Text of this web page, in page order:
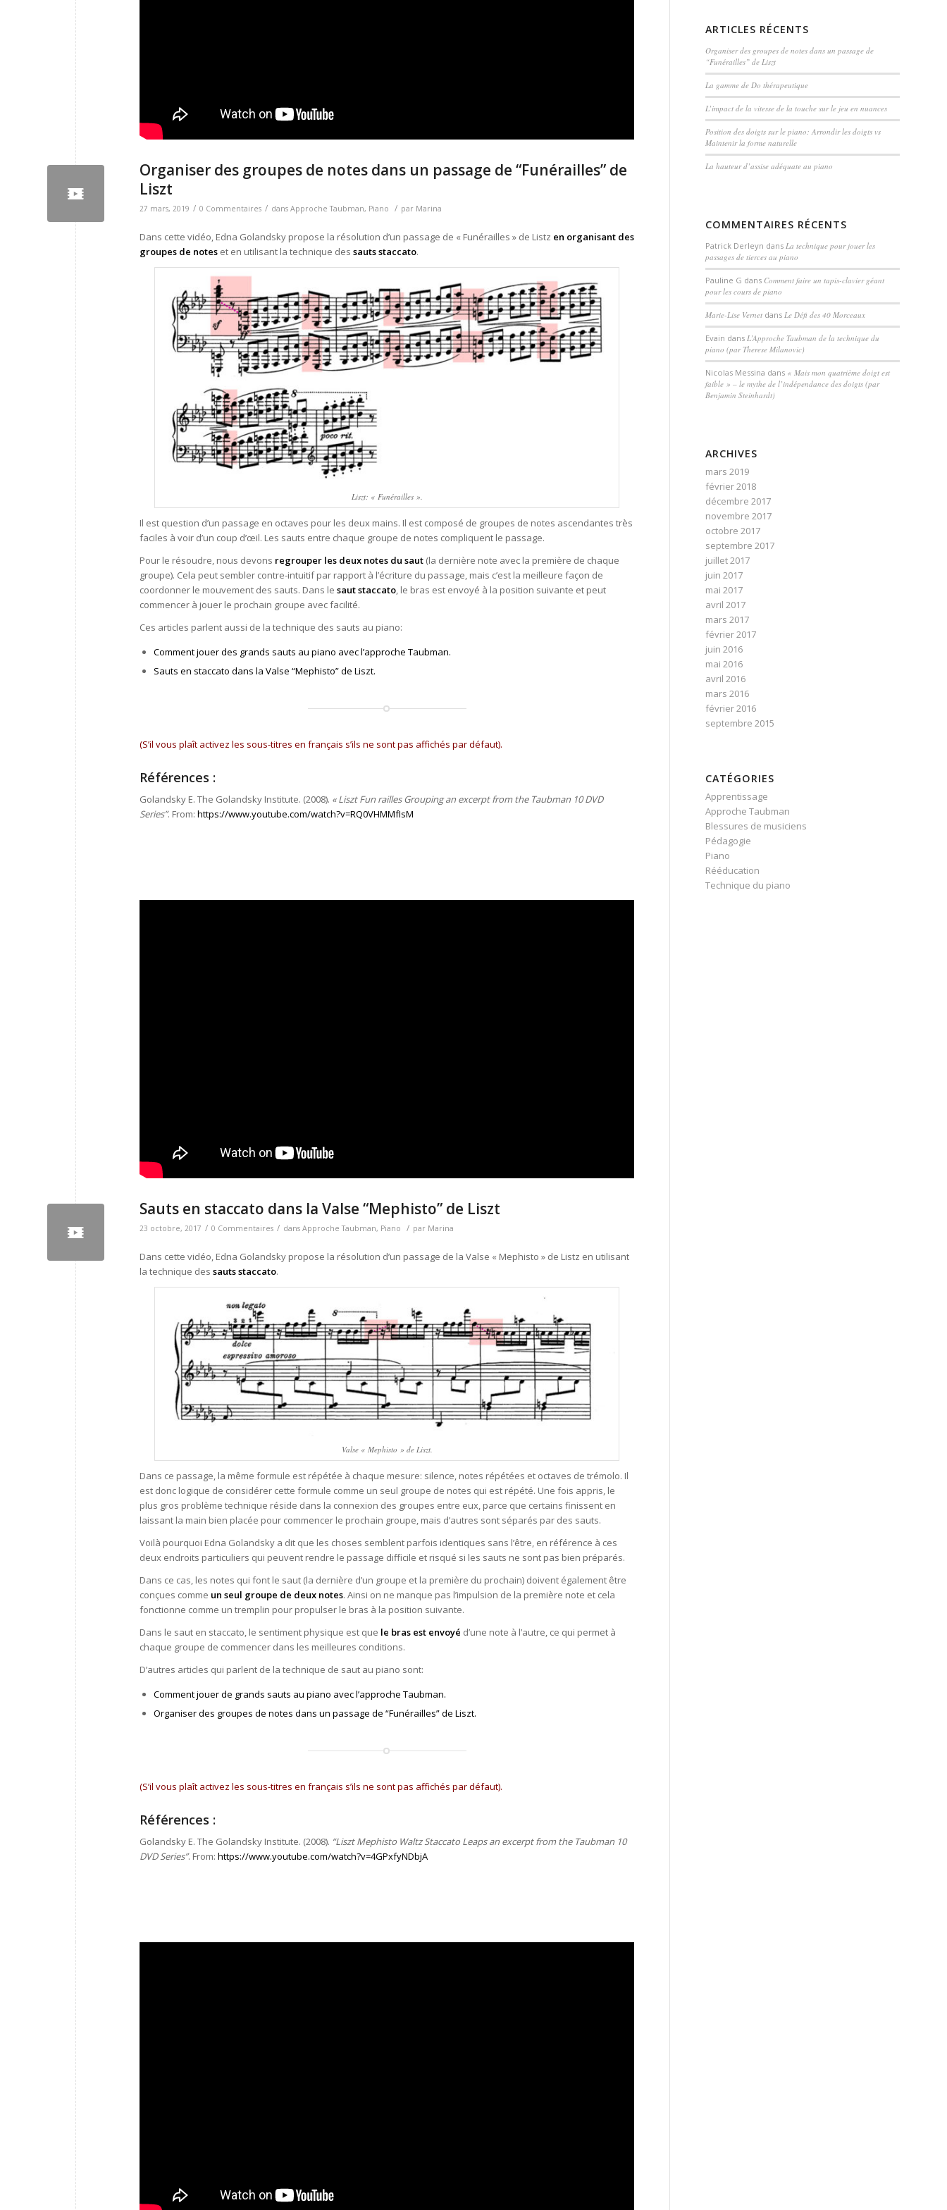
Organiser des groupes de notes dans un passage de “Funérailles” de
Liszt
27 mars, 2019 / 0 Commentaires / dans Approche Taubman, Piano / par Marina
Dans cette vidéo, Edna Golandsky propose la résolution d’un passage de « Funérailles » de Listz en organisant des
groupes de notes et en utilisant la technique des sauts staccato.
Liszt: « Funérailles ».
Il est question d’un passage en octaves pour les deux mains. Il est composé de groupes de notes ascendantes très
faciles à voir d’un coup d’œil. Les sauts entre chaque groupe de notes compliquent le passage.
Pour le résoudre, nous devons regrouper les deux notes du saut (la dernière note avec la première de chaque
groupe). Cela peut sembler contre-intuitif par rapport à l’écriture du passage, mais c’est la meilleure façon de
coordonner le mouvement des sauts. Dans le saut staccato, le bras est envoyé à la position suivante et peut
commencer à jouer le prochain groupe avec facilité.
Ces articles parlent aussi de la technique des sauts au piano:
Comment jouer des grands sauts au piano avec l’approche Taubman.
Sauts en staccato dans la Valse “Mephisto” de Liszt.
(S’il vous plaît activez les sous-titres en français s’ils ne sont pas affichés par défaut).
Références :
Golandsky E. The Golandsky Institute. (2008). « Liszt Fun railles Grouping an excerpt from the Taubman 10 DVD
Series”. From: https://www.youtube.com/watch?v=RQ0VHMMfIsM
Sauts en staccato dans la Valse “Mephisto” de Liszt
23 octobre, 2017 / 0 Commentaires / dans Approche Taubman, Piano / par Marina
Dans cette vidéo, Edna Golandsky propose la résolution d’un passage de la Valse « Mephisto » de Listz en utilisant
la technique des sauts staccato.
Valse « Mephisto » de Liszt.
Dans ce passage, la même formule est répétée à chaque mesure: silence, notes répétées et octaves de trémolo. Il
est donc logique de considérer cette formule comme un seul groupe de notes qui est répété. Une fois appris, le
plus gros problème technique réside dans la connexion des groupes entre eux, parce que certains finissent en
laissant la main bien placée pour commencer le prochain groupe, mais d’autres sont séparés par des sauts.
Voilà pourquoi Edna Golandsky a dit que les choses semblent parfois identiques sans l’être, en référence à ces
deux endroits particuliers qui peuvent rendre le passage difficile et risqué si les sauts ne sont pas bien préparés.
Dans ce cas, les notes qui font le saut (la dernière d’un groupe et la première du prochain) doivent également être
conçues comme un seul groupe de deux notes. Ainsi on ne manque pas l’impulsion de la première note et cela
fonctionne comme un tremplin pour propulser le bras à la position suivante.
Dans le saut en staccato, le sentiment physique est que le bras est envoyé d’une note à l’autre, ce qui permet à
chaque groupe de commencer dans les meilleures conditions.
D’autres articles qui parlent de la technique de saut au piano sont:
Comment jouer de grands sauts au piano avec l’approche Taubman.
Organiser des groupes de notes dans un passage de “Funérailles” de Liszt.
(S’il vous plaît activez les sous-titres en français s’ils ne sont pas affichés par défaut).
Références :
Golandsky E. The Golandsky Institute. (2008). “Liszt Mephisto Waltz Staccato Leaps an excerpt from the Taubman 10
DVD Series”. From: https://www.youtube.com/watch?v=4GPxfyNDbjA
ARTICLES RÉCENTS
Organiser des groupes de notes dans un passage de
“Funérailles” de Liszt
La gamme de Do thérapeutique
L’impact de la vitesse de la touche sur le jeu en nuances
Position des doigts sur le piano: Arrondir les doigts vs
Maintenir la forme naturelle
La hauteur d’assise adéquate au piano
COMMENTAIRES RÉCENTS
Patrick Derleyn dansLa technique pour jouer les
passages de tierces au piano
Pauline G dans Comment faire un tapis-clavier géant
pour les cours de piano
Marie-Lise Vernet dansLe Défi des 40 Morceaux
Evain dansL’Approche Taubman de la technique du
piano (par Therese Milanovic)
Nicolas Messina dans « Mais mon quatrième doigt est
faible » – le mythe de l’indépendance des doigts (par
Benjamin Steinhardt)
ARCHIVES
mars 2019
février 2018
décembre 2017
novembre 2017
octobre 2017
septembre 2017
juillet 2017
juin 2017
mai 2017
avril 2017
mars 2017
février 2017
juin 2016
mai 2016
avril 2016
mars 2016
février 2016
septembre 2015
CATÉGORIES
Apprentissage
Approche Taubman
Blessures de musiciens
Pédagogie
Piano
Rééducation
Technique du piano